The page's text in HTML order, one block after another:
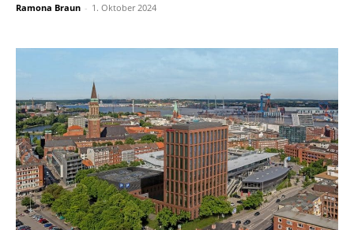
Ramona Braun - 1. Oktober 2024